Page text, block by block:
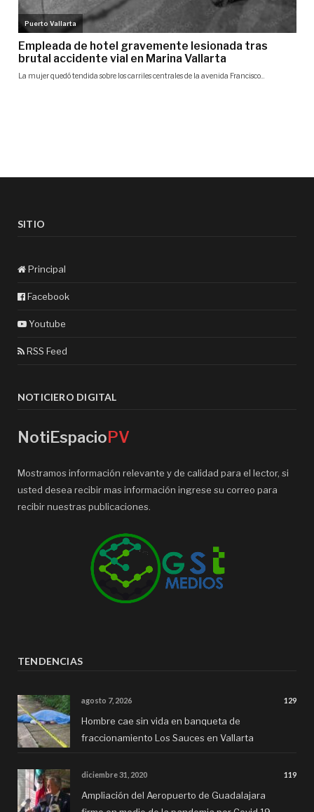
SITIO
Principal
Facebook
Youtube
RSS Feed
NOTICIERO DIGITAL
NotiEspacioPV
Mostramos información relevante y de calidad para el lector, si
usted desea recibir mas información ingrese su correo para
recibir nuestras publicaciones.
TENDENCIAS
agosto 7, 2026 129
Hombre cae sin vida en banqueta de
fraccionamiento Los Sauces en Vallarta
diciembre 31, 2020 119
Ampliación del Aeropuerto de Guadalajara